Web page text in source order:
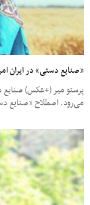
«صنایع دستی» در ایران
پرستو میر (+عکس) صنایع
می‌رود. اصطلاح «صنایع